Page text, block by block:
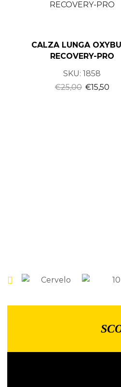
CALZA LUNGA
RECOVERY-PRO
SKU:1858
€25,00 €15,50